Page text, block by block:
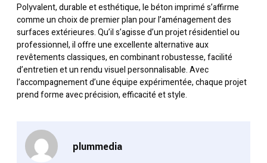
Polyvalent, durable et esthétique, le béton imprimé s’affirme
comme un choix de premier plan pour l’aménagement des
surfaces extérieures. Qu’il s’agisse d’un projet résidentiel ou
professionnel, il offre une excellente alternative aux
revêtements classiques, en combinant robustesse, facilité
d’entretien et un rendu visuel personnalisable. Avec
l’accompagnement d’une équipe expérimentée, chaque projet
prend forme avec précision, efficacité et style.
plummedia